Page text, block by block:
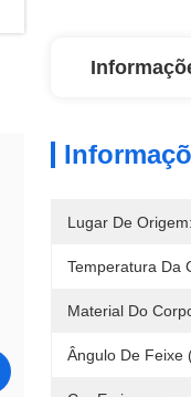
Lugar De Origem:
Temperatura Da
Material Do
Ângulo De Feixe